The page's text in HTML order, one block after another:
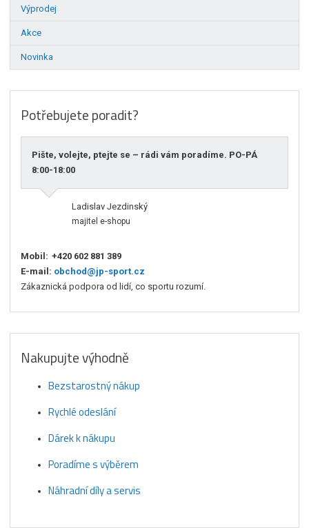
Výprodej
Akce
Novinka
Potřebujete poradit?
Pište, volejte, ptejte se – rádi vám poradíme. PO-PÁ
8:00-18:00
Ladislav Jezdinský
majitel e-shopu
Mobil: +420 602 881 389
E-mail: obchod@jp-sport.cz
Zákaznická podpora od lidí, co sportu rozumí.
Nakupujte výhodně
Bezstarostný nákup
Rychlé odeslání
Dárek k nákupu
Poradíme s výběrem
Náhradní díly a servis